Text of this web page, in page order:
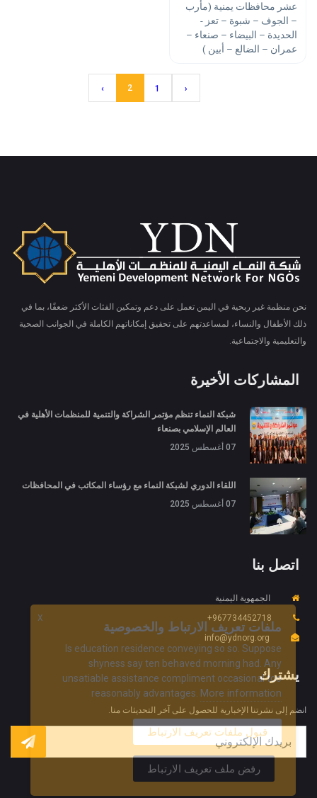
عشر محافظات يمنية (مأرب
– الجوف – شبوة – تعز -
الحديدة – البيضاء – صنعاء –
عمران – الضالع – أبين )
‹
1
2
›
نحن منظمة غير ربحية في اليمن تعمل على دعم وتمكين الفئات الأكثر ضعفًا، بما في
ذلك الأطفال والنساء، لمساعدتهم على تحقيق إمكاناتهم الكاملة في الجوانب الصحية
والتعليمية والاجتماعية.
المشاركات الأخيرة
شبكة النماء تنظم مؤتمر الشراكة والتنمية للمنظمات الأهلية في
العالم الإسلامي بصنعاء
07 أغسطس 2025
اللقاء الدوري لشبكة النماء مع رؤساء المكاتب في المحافظات
07 أغسطس 2025
اتصل بنا
الجمهوية اليمنية
967734452718+
info@ydnorg.org
يشترك
انضم إلى نشرتنا الإخبارية للحصول على آخر التحديثات منا.
X ملفات تعريف الارتباط والخصوصية
Is education residence conveying so so. Suppose
shyness say ten behaved morning had. Any
unsatiable assistance compliment occasional too
reasonably advantages. More information
قبول ملفات تعريف الارتباط
رفض ملف تعريف الارتباط